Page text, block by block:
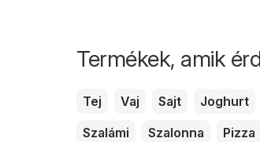
Termékek, amik
Tej Vaj Sajt Joghurt
Szalámi
Szalonna Pizza